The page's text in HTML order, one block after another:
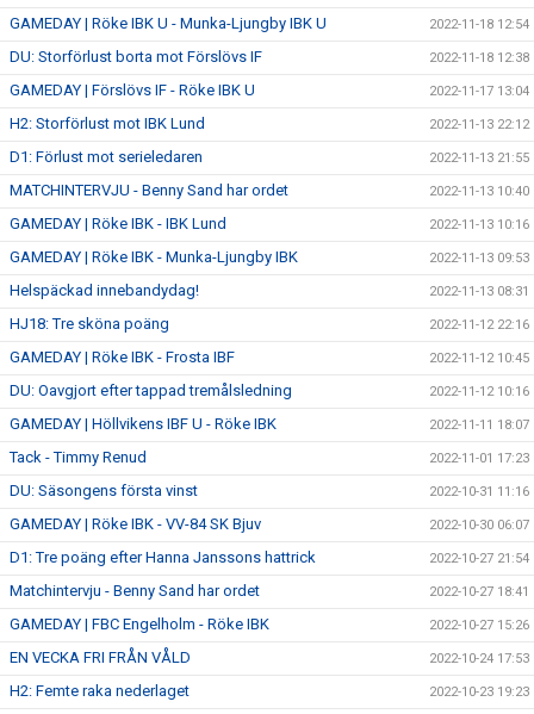
GAMEDAY | Röke IBK U - Munka-Ljungby IBK U 2022-11-18 12:54
DU: Storförlust borta mot Förslövs IF 2022-11-18 12:38
GAMEDAY | Förslövs IF - Röke IBK U 2022-11-17 13:04
H2: Storförlust mot IBK Lund 2022-11-13 22:12
D1: Förlust mot serieledaren 2022-11-13 21:55
MATCHINTERVJU - Benny Sand har ordet 2022-11-13 10:40
GAMEDAY | Röke IBK - IBK Lund 2022-11-13 10:16
GAMEDAY | Röke IBK - Munka-Ljungby IBK 2022-11-13 09:53
Helspäckad innebandydag! 2022-11-13 08:31
HJ18: Tre sköna poäng 2022-11-12 22:16
GAMEDAY | Röke IBK - Frosta IBF 2022-11-12 10:45
DU: Oavgjort efter tappad tremålsledning 2022-11-12 10:16
GAMEDAY | Höllvikens IBF U - Röke IBK 2022-11-11 18:07
Tack - Timmy Renud 2022-11-01 17:23
DU: Säsongens första vinst 2022-10-31 11:16
GAMEDAY | Röke IBK - VV-84 SK Bjuv 2022-10-30 06:07
D1: Tre poäng efter Hanna Janssons hattrick 2022-10-27 21:54
Matchintervju - Benny Sand har ordet 2022-10-27 18:41
GAMEDAY | FBC Engelholm - Röke IBK 2022-10-27 15:26
EN VECKA FRI FRÅN VÅLD 2022-10-24 17:53
H2: Femte raka nederlaget 2022-10-23 19:23